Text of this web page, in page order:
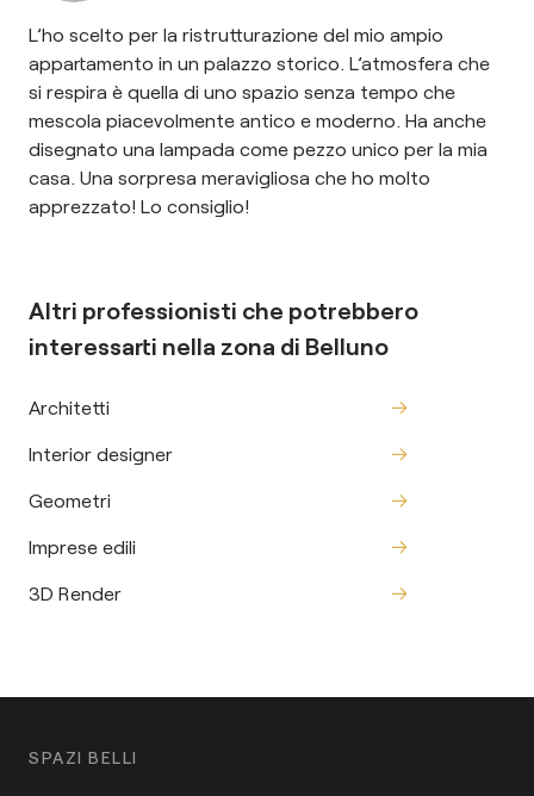
L’ho scelto per la ristrutturazione del mio ampio
appartamento in un palazzo storico. L’atmosfera che
si respira è quella di uno spazio senza tempo che
mescola piacevolmente antico e moderno. Ha anche
disegnato una lampada come pezzo unico per la mia
casa. Una sorpresa meravigliosa che ho molto
apprezzato! Lo consiglio!
Altri professionisti che potrebbero
interessarti nella zona di Belluno
Architetti
Interior designer
Geometri
Imprese edili
3D Render
SPAZI BELLI